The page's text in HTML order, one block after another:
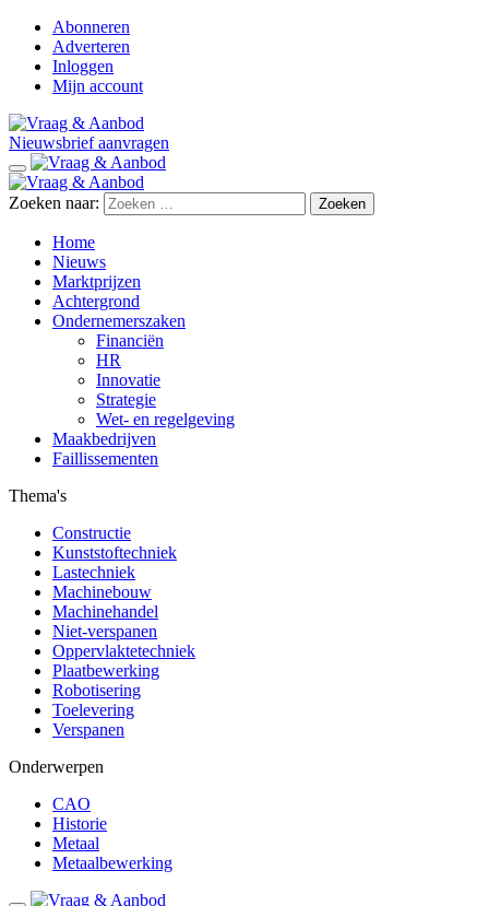
Abonneren
Adverteren
Inloggen
Mijn account
Nieuwsbrief aanvragen
Zoeken naar:
Home
Nieuws
Marktprijzen
Achtergrond
Ondernemerszaken
Financiën
HR
Innovatie
Strategie
Wet- en regelgeving
Maakbedrijven
Faillissementen
Thema's
Constructie
Kunststoftechniek
Lastechniek
Machinebouw
Machinehandel
Niet-verspanen
Oppervlaktetechniek
Plaatbewerking
Robotisering
Toelevering
Verspanen
Onderwerpen
CAO
Historie
Metaal
Metaalbewerking